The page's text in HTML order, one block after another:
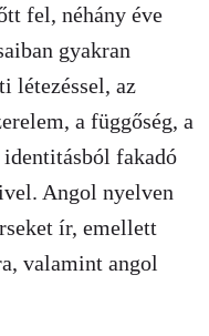
fel, néhány éve
gyakran
létezéssel, az
a függőség, a
fakadó
Angol nyelven
ír, emellett
valamint angol